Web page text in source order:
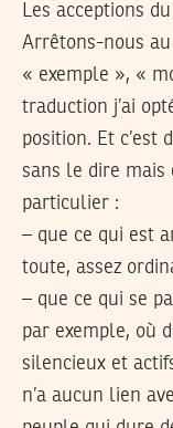
Les acceptions
Arrêtons-nous
« exemple », «
traduction j’ai
position. Et c’est
sans le dire mais
particulier :
– que ce qui est
toute, assez
– que ce qui se
par exemple, où
silencieux et
n’a aucun lien